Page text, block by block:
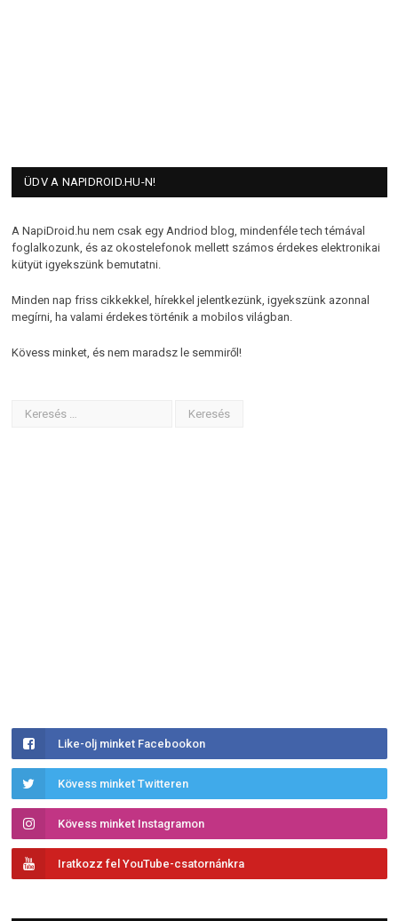
ÜDV A NAPIDROID.HU-N!
A NapiDroid.hu nem csak egy Andriod blog, mindenféle tech témával
foglalkozunk, és az okostelefonok mellett számos érdekes elektronikai
kütyüt igyekszünk bemutatni.
Minden nap friss cikkekkel, hírekkel jelentkezünk, igyekszünk azonnal
megírni, ha valami érdekes történik a mobilos világban.
Kövess minket, és nem maradsz le semmiről!
Like-olj minket Facebookon
Kövess minket Twitteren
Kövess minket Instagramon
Iratkozz fel YouTube-csatornánkra